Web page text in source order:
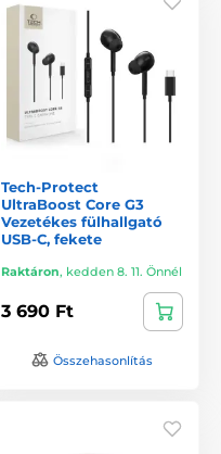
Tech-Protect
UltraBoost Core G3
Vezetékes fülhallgató
USB-C, fekete
Raktáron, kedden 8. 11. Önnél
3 690 Ft
Összehasonlítás